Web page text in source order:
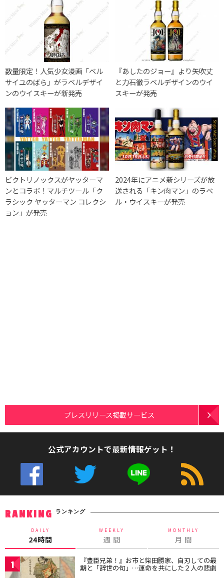
数量限定！人気少女漫画「ベル
サイユのばら」がラベルデザイ
ンのウイスキーが新発売
『あしたのジョー』より矢吹丈
と力石徹ラベルデザインのウイ
スキーが発売
ビクトリノックスがヤッターマ
ンとコラボ！マルチツール「ク
ラシック ヤッターマン コレクシ
ョン」が発売
2024年にアニメ新シリーズが放
送される「キン肉マン」のラベ
ル・ウイスキーが発売
プレスリリース掲載サービス
公式アカウントで最新情報ゲット！
RANKING ランキング
DAILY
24時間
WEEKLY
週 間
MONTHLY
月 間
1 『豊臣兄弟！』お市と柴田勝家、自刃しての最
期と「辞世の句」…運命を共にした２人の悲劇